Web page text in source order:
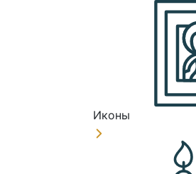
Иконы